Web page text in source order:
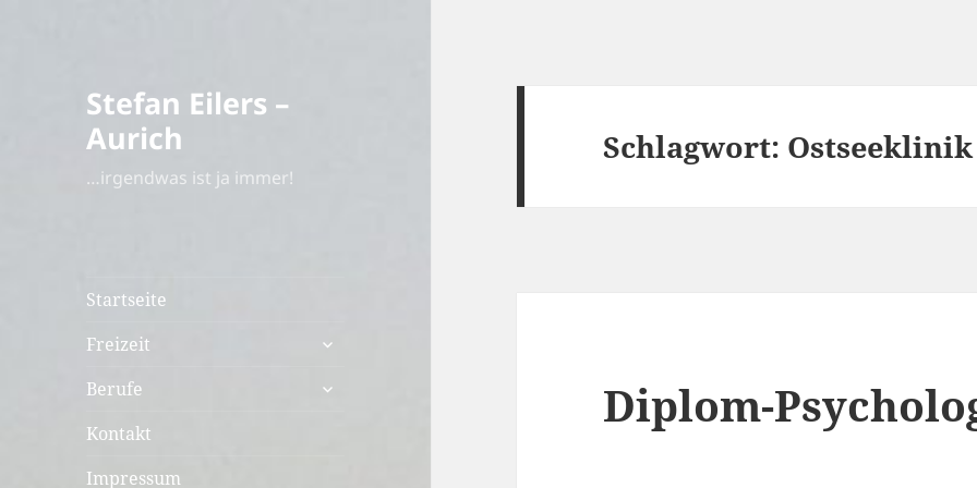
Stefan Eilers –
Aurich
…irgendwas ist ja immer!
Startseite
Freizeit
untermenü
Berufe
untermenü
Kontakt
Impressum
Schlagwort: Ostseeklinik
Diplom-